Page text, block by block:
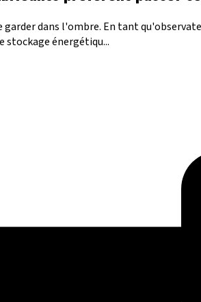
dans l'ombre. En tant
stockage énergétiqu...